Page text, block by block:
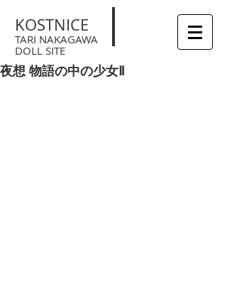
KOSTNICE
TARI NAKAGAWA
DOLL SITE
夜想 物語の中の少女Ⅱ